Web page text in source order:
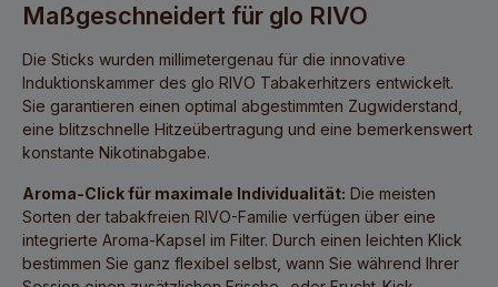
Maßgeschneidert für glo RIVO
Die Sticks wurden millimetergenau für die innovative
Induktionskammer des glo RIVO Tabakerhitzers entwickelt.
Sie garantieren einen optimal abgestimmten Zugwiderstand,
eine blitzschnelle Hitzeübertragung und eine bemerkenswert
konstante Nikotinabgabe.
Aroma-Click für maximale Individualität: Die meisten
Sorten der tabakfreien RIVO-Familie verfügen über eine
integrierte Aroma-Kapsel im Filter. Durch einen leichten Klick
bestimmen Sie ganz flexibel selbst, wann Sie während Ihrer